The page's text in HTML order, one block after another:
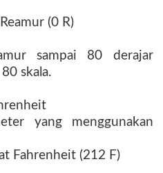
(0 R)
sampai 80 derajar
skala.
yang menggunakan
Fahrenheit (212 F)